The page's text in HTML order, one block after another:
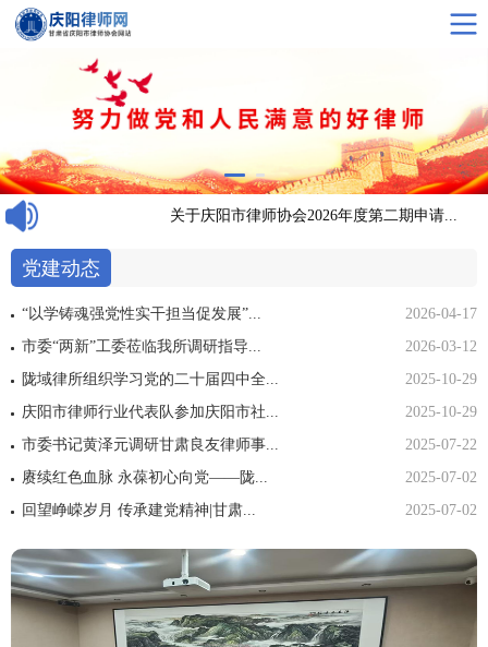
招... 关于庆阳市律师协会2026年度第二期申请...
党建动态
“以学铸魂强党性实干担当促发展”...
2026-04-17
市委“两新”工委莅临我所调研指导...
2026-03-12
陇域律所组织学习党的二十届四中全...
2025-10-29
庆阳市律师行业代表队参加庆阳市社...
2025-10-29
市委书记黄泽元调研甘肃良友律师事...
2025-07-22
赓续红色血脉 永葆初心向党——陇...
2025-07-02
回望峥嵘岁月 传承建党精神|甘肃...
2025-07-02